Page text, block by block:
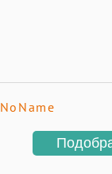
NoName